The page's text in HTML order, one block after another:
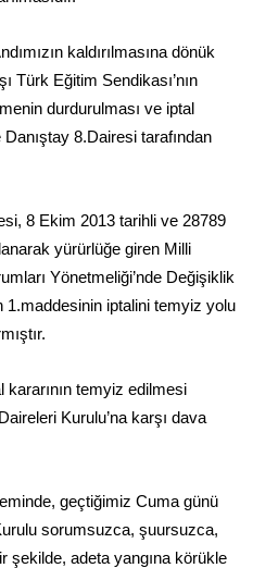
kaldırılmasına dönük
Türk Eğitim Sendikası’nın
durdurulması ve iptal
8.Dairesi tarafından
8 Ekim 2013 tarihli ve 28789
yürürlüğe giren Milli
Yönetmeliği’nde Değişiklik
1.maddesinin iptalini temyiz yolu
temyiz edilmesi
Kurulu’na karşı dava
geçtiğimiz Cuma günü
sorumsuzca, şuursuzca,
şekilde, adeta yangına körükle